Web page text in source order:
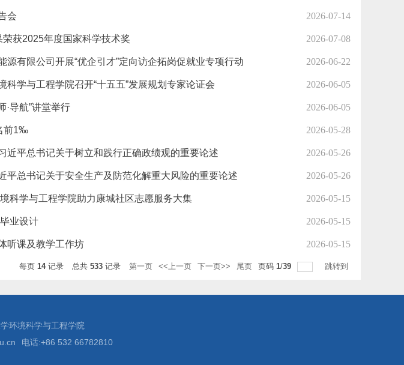
会 2026-07-14
获2025年度国家科学技术奖 2026-07-08
有限公司开展“优企引才”定向访企拓岗促就业专项行动 2026-06-22
学与工程学院召开“十五五”发展规划专家论证会 2026-06-05
·导航”讲堂举行 2026-06-05
前1‰ 2026-05-28
近平总书记关于树立和践行正确政绩观的重要论述 2026-05-26
平总书记关于安全生产及防范化解重大风险的重要论述 2026-05-26
学与工程学院助力康城社区志愿服务大集 2026-05-15
业设计 2026-05-15
听课及教学工作坊 2026-05-15
每页 14记录 总共 533 记录 第一页 <<上一页 下一页>> 尾页 页码 1/39 跳转到
环境科学与工程学院
电话:+86 532 66782810